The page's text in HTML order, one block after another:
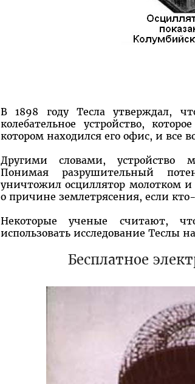
В 1898 году Тесла утверждал,
колебательное устройство,
котором находился его офис, и все
Другими словами, устройство
Понимая разрушительный
уничтожил осциллятор молотком
о причине землетрясения, если
Некоторые ученые считают,
использовать исследование Теслы
Бесплатное